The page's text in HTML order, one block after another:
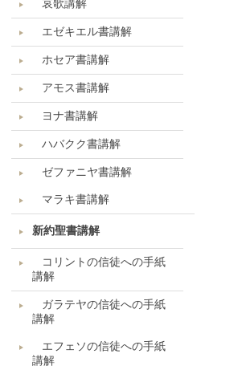
哀歌講解
エゼキエル書講解
ホセア書講解
アモス書講解
ヨナ書講解
ハバクク書講解
ゼファニヤ書講解
マラキ書講解
新約聖書講解
コリントの信徒への手紙
講解
ガラテヤの信徒への手紙
講解
エフェソの信徒への手紙
講解